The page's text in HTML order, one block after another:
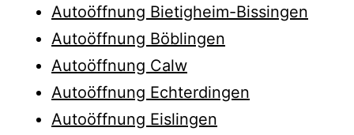
Autoöffnung Bietigheim-Bissingen
Autoöffnung Böblingen
Autoöffnung Calw
Autoöffnung Echterdingen
Autoöffnung Eislingen